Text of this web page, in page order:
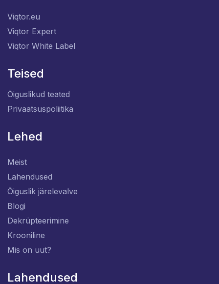
Viqtor.eu
Viqtor Expert
Viqtor White Label
Teised
Õiguslikud teated
Privaatsuspoliitika
Lehed
Meist
Lahendused
Õiguslik järelevalve
Blogi
Dekrüpteerimine
Krooniline
Mis on uut?
Lahendused